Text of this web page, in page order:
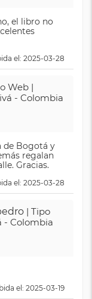
el libro no
el: 2025-03-28
Web |
- Colombia
de Bogotá y
regalan
Gracias.
el: 2025-03-28
| Tipo
- Colombia
el: 2025-03-19